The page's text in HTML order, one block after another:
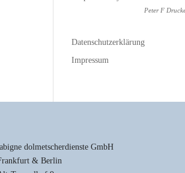
Peter F
Datenschutzerklärung
Impressum
dolmetscherdienste GmbH
& Berlin